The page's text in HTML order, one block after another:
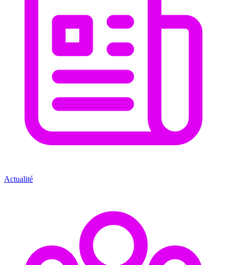
Actualité